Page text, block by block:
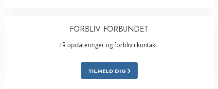
FORBLIV FORBUNDET
Få opdateringer og forbliv i kontakt.
TILMELD DIG